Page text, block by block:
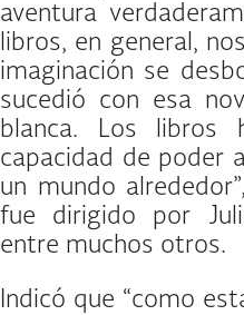
aventura
libros, en general,
imaginación se
sucedió con esa
blanca. Los libros
capacidad de poder
un mundo
fue dirigido por
entre muchos otros.
Indicó que “como